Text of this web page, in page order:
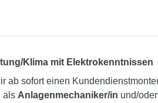
Klima mit Elektrokenntnissen
ab sofort einen
als Anlagenmechaniker/in und/oder